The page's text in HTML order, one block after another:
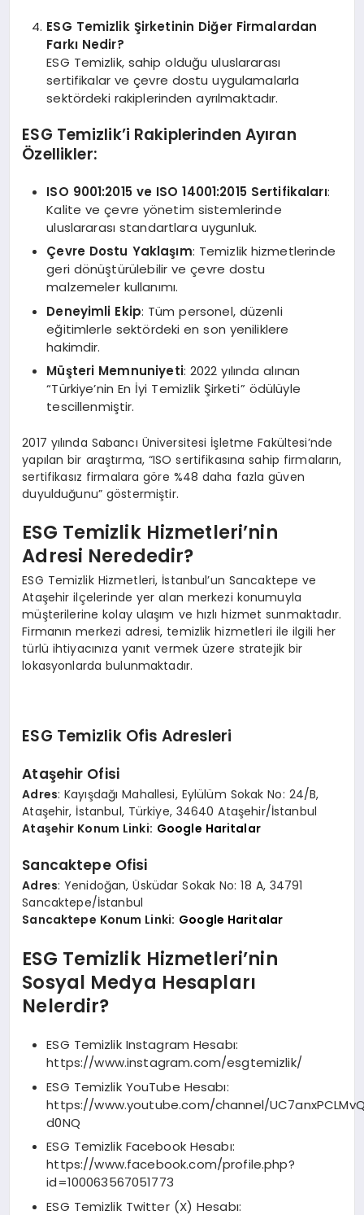
ESG Temizlik Şirketinin Diğer Firmalardan
Farkı Nedir?
ESG Temizlik, sahip olduğu uluslararası
sertifikalar ve çevre dostu uygulamalarla
sektördeki rakiplerinden ayrılmaktadır.
ESG Temizlik’i Rakiplerinden Ayıran
Özellikler:
ISO 9001:2015 ve ISO 14001:2015 Sertifikaları:
Kalite ve çevre yönetim sistemlerinde
uluslararası standartlara uygunluk.
Çevre Dostu Yaklaşım: Temizlik hizmetlerinde
geri dönüştürülebilir ve çevre dostu
malzemeler kullanımı.
Deneyimli Ekip: Tüm personel, düzenli
eğitimlerle sektördeki en son yeniliklere
hakimdir.
Müşteri Memnuniyeti: 2022 yılında alınan
“Türkiye’nin En İyi Temizlik Şirketi” ödülüyle
tescillenmiştir.
2017 yılında Sabancı Üniversitesi İşletme Fakültesi’nde
yapılan bir araştırma, “ISO sertifikasına sahip firmaların,
sertifikasız firmalara göre %48 daha fazla güven
duyulduğunu” göstermiştir.
ESG Temizlik Hizmetleri’nin
Adresi Nerededir?
ESG Temizlik Hizmetleri, İstanbul’un Sancaktepe ve
Ataşehir ilçelerinde yer alan merkezi konumuyla
müşterilerine kolay ulaşım ve hızlı hizmet sunmaktadır.
Firmanın merkezi adresi, temizlik hizmetleri ile ilgili her
türlü ihtiyacınıza yanıt vermek üzere stratejik bir
lokasyonlarda bulunmaktadır.
ESG Temizlik Ofis Adresleri
Ataşehir Ofisi
Adres: Kayışdağı Mahallesi, Eylülüm Sokak No: 24/B,
Ataşehir, İstanbul, Türkiye, 34640 Ataşehir/İstanbul
Ataşehir Konum Linki: Google Haritalar
Sancaktepe Ofisi
Adres: Yenidoğan, Üsküdar Sokak No: 18 A, 34791
Sancaktepe/İstanbul
Sancaktepe Konum Linki: Google Haritalar
ESG Temizlik Hizmetleri’nin
Sosyal Medya Hesapları
Nelerdir?
ESG Temizlik Instagram Hesabı:
https://www.instagram.com/esgtemizlik/
ESG Temizlik YouTube Hesabı:
https://www.youtube.com/channel/
d0NQ
ESG Temizlik Facebook Hesabı:
https://www.facebook.com/profile.php?
id=100063567051773
ESG Temizlik Twitter (X) Hesabı: